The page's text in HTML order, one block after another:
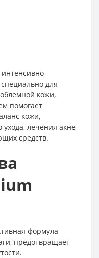
для
кожи,
помогает
кожи,
лечения акне
средств.
формула
предотвращает